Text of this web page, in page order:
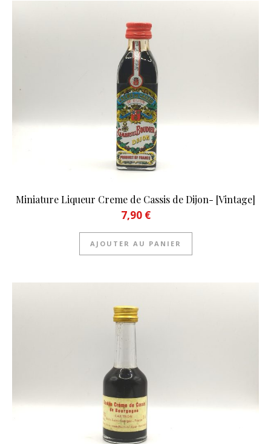
Miniature Liqueur Creme de Cassis de Dijon- [Vintage]
7,90 €
AJOUTER AU PANIER